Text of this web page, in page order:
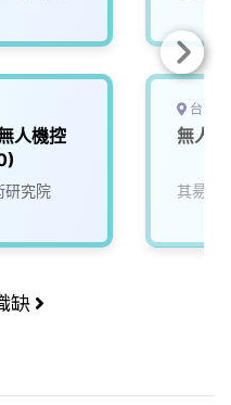
人機控
研究院
台南
無人
其昜先
缺